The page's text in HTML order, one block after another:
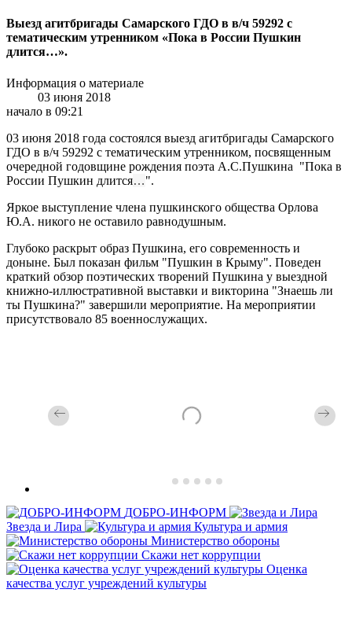
Выезд агитбригады Самарского ГДО в в/ч 59292 с
тематическим утренником «Пока в России Пушкин
длится…».
Информация о материале
03 июня 2018
начало в 09:21
03 июня 2018 года состоялся выезд агитбригады Самарского
ГДО в в/ч 59292 с тематическим утренником, посвященным
очередной годовщине рождения поэта А.С.Пушкина "Пока в
России Пушкин длится…".
Яркое выступление члена пушкинского общества Орлова
Ю.А. никого не оставило равнодушным.
Глубоко раскрыт образ Пушкина, его современность и
доныне. Был показан фильм "Пушкин в Крыму". Поведен
краткий обзор поэтических творений Пушкина у выездной
книжно-иллюстративной выставки и викторина "Знаешь ли
ты Пушкина?" завершили мероприятие. На мероприятии
присутствовало 85 военнослужащих.
ДОБРО-ИНФОРМ
Звезда и Лира
Культура и армия
Министерство обороны
Скажи нет коррупции
Оценка
качества услуг учреждений культуры